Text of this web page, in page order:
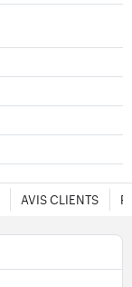
AVIS CLIENTS